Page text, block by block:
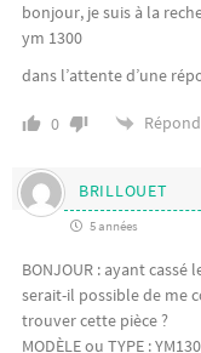
bonjour, je suis à la
ym 1300
dans l’attente d’une
0
BRILLOUET
5 années
BONJOUR : ayant
serait-il possible de me
trouver cette pièce ?
MODÈLE ou TYPE :